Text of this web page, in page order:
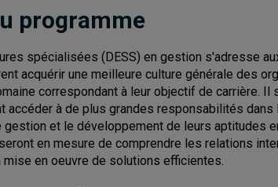
programme
spécialisées (DESS) en gestion s'adresse
acquérir une meilleure culture générale des
correspondant à leur objectif de carrière. Il
accéder à de plus grandes responsabilités dans
et le développement de leurs aptitudes
en mesure de comprendre les relations
en oeuvre de solutions efficientes.